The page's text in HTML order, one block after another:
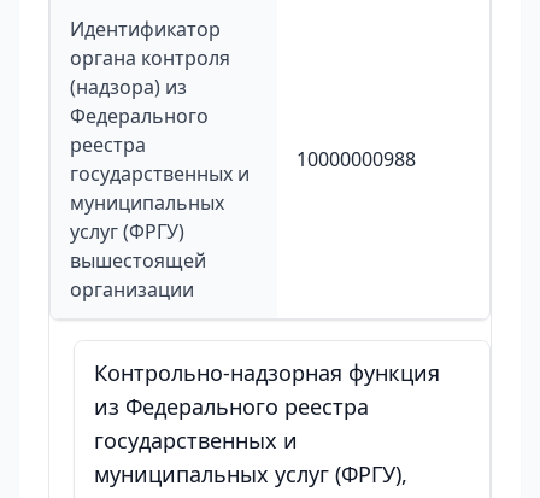
Идентификатор
органа контроля
(надзора) из
Федерального
реестра
государственных и
муниципальных
услуг (ФРГУ)
вышестоящей
организации
10000000988
Контрольно-надзорная функция
из Федерального реестра
государственных и
муниципальных услуг (ФРГУ),